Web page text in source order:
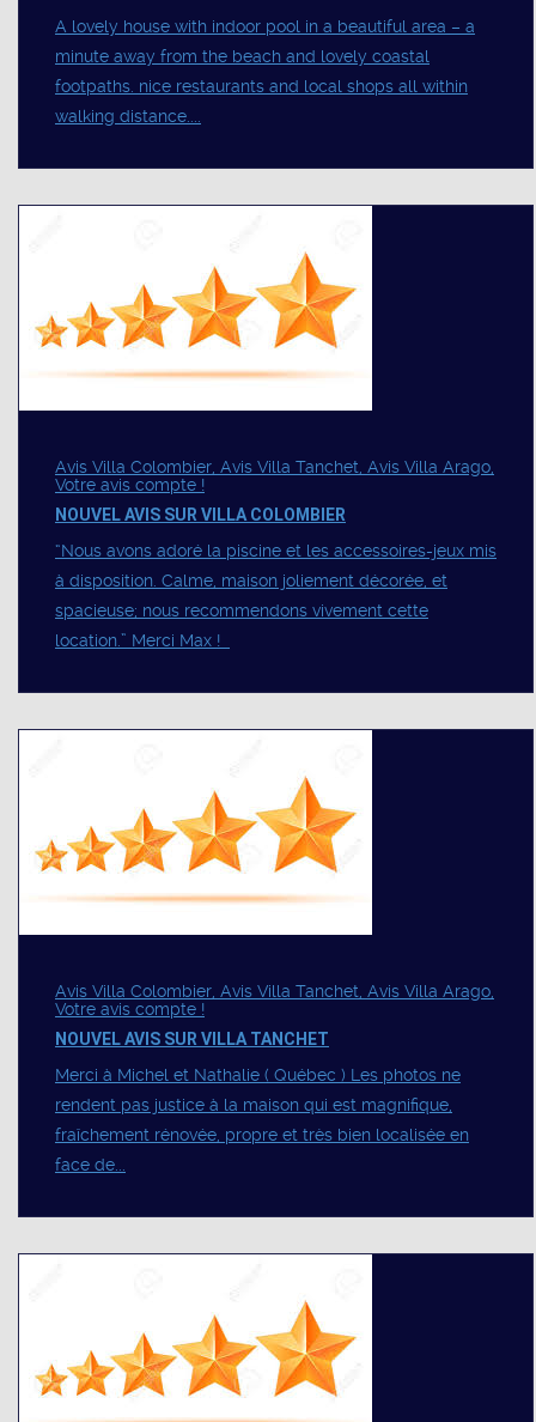
A lovely house with indoor pool in a beautiful area – a
minute away from the beach and lovely coastal
footpaths. nice restaurants and local shops all within
walking distance....
Avis Villa Colombier, Avis Villa Tanchet, Avis Villa Arago,
Votre avis compte !
NOUVEL AVIS SUR VILLA COLOMBIER
“Nous avons adoré la piscine et les accessoires-jeux mis
à disposition. Calme, maison joliement décorée, et
spacieuse; nous recommendons vivement cette
location.” Merci Max !
Avis Villa Colombier, Avis Villa Tanchet, Avis Villa Arago,
Votre avis compte !
NOUVEL AVIS SUR VILLA TANCHET
Merci à Michel et Nathalie ( Québec ) Les photos ne
rendent pas justice à la maison qui est magnifique,
fraîchement rénovée, propre et très bien localisée en
face de...